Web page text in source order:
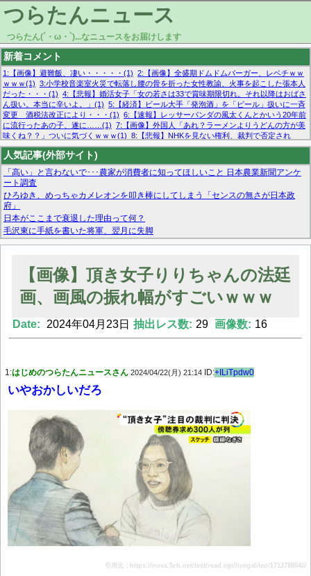
つらたんニュース
つらたん(´・ω・`)...なニュースをお届けします
新着コメント
1:【画像】避難飯、凄い・・・・・(1) 2:【画像】全盛期ドムドムバーガー、レベチｗｗ
ｗｗｗ(1) 3:小学校音楽室火災で転落し腰の骨を折った女性教諭、火事を起こした張本人
だった・・・(1) 4:【悲報】婚活女子「女の若さは33で賞味期限切れ。それ以降はおばさ
ん扱い。本当に辛いよ。」(1) 5:【経済】ビール大手「発泡酒」を「ビール」扱いに一斉
変更 酒税法改正により・・・(1) 6:【速報】レッサーパンダの風太くんとかいう20年前
に流行ったあの子、遂に……(1) 7:【画像】外国人「あれ？ラーメンよりうどんの方が美
味くね？？」ついに気づくｗｗｗ(1) 8:【悲報】NHKを見ない権利、裁判で否定され
る・・・(1) 9:欧州委員長「原発縮小は間違いでした」(1) 10:【悲報】日本企業の人手不
足、限界突破 52%「正社員も足りてません…」(1)
人気記事(外部サイト)
「高い」と言わないで･･･農家が消費者に知ってほしいこと 日本農業新聞アンケ
ート調査
ひろゆき、めっちゃカメレオンを叩き棒にしてしまう「センスの無さが日本政
府」
日本がここまで衰退した理由って何？
毛沢東に手紙を書いた将軍、翌月に失脚
マーベル帝国、まさかの反省！？『サンダーボルツ』の高評価は本物か？ディズ
【モー娘。石田亜佑美】ファーストテイク出演も新規獲得ならず？北川莉央が1
【画像あり】FacebookとかTwitterで拾ったエロ画像貼ってくよ
Powered by livedoor 相互RSS
【画像】頂き女子りりちゃんの法廷
画、画風の振れ幅がすごいｗｗｗ
Date: 2024年04月23日 抽出レス数: 29 画像数: 16
1:はじめのつらたんニュースさん 2024/04/22(月) 21:14 ID:+ILiTpdw0
いやおかしいだろ
引用元：https://nova.5ch.net/test/read.cgi/livegalileo/1713788040/